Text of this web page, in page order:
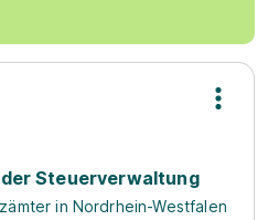
Steuerverwaltung
in Nordrhein-Westfalen